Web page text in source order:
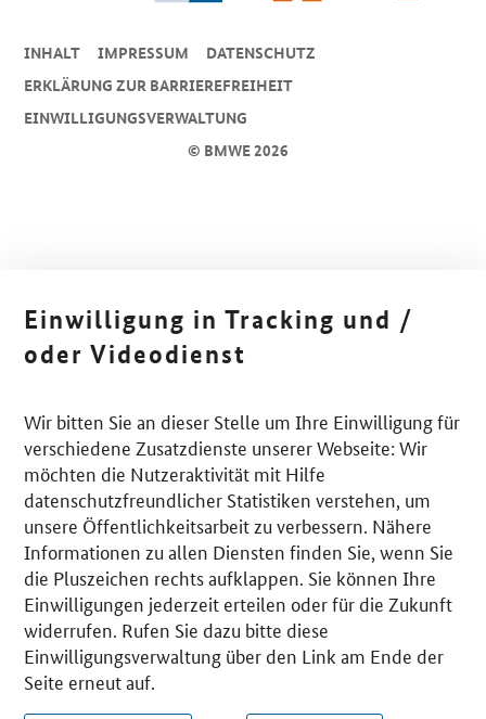
© BMWE 2026
INHALT IMPRESSUM
DA­TEN­SCHUTZ
ERKLÄRUNG ZUR BARRIEREFREIHEIT
EINWILLIGUNGSVERWALTUNG
Einwilligung in Tracking und /
oder Videodienst
Wir bitten Sie an dieser Stelle um Ihre Einwilligung für
verschiedene Zusatzdienste unserer Webseite: Wir
möchten die Nutzeraktivität mit Hilfe
datenschutzfreundlicher Statistiken verstehen, um
unsere Öffentlichkeitsarbeit zu verbessern. Nähere
Informationen zu allen Diensten finden Sie, wenn Sie
die Pluszeichen rechts aufklappen. Sie können Ihre
Einwilligungen jederzeit erteilen oder für die Zukunft
widerrufen. Rufen Sie dazu bitte diese
Einwilligungsverwaltung über den Link am Ende der
Seite erneut auf.